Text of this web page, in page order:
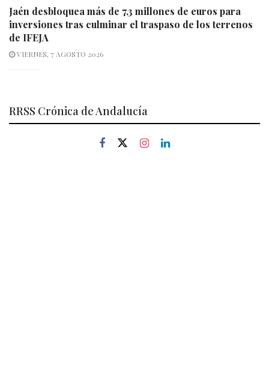
Jaén desbloquea más de 7,3 millones de euros para
inversiones tras culminar el traspaso de los terrenos
de IFEJA
VIERNES, 7 AGOSTO 2026
RRSS Crónica de Andalucía